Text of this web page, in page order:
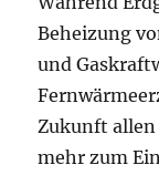
Beheizung
und
Zukunft
mehr zum